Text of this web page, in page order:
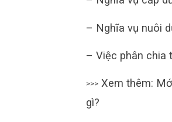
– Nghĩa vụ nuôi
– Việc phân chia
>>> Xem thêm:
gì?